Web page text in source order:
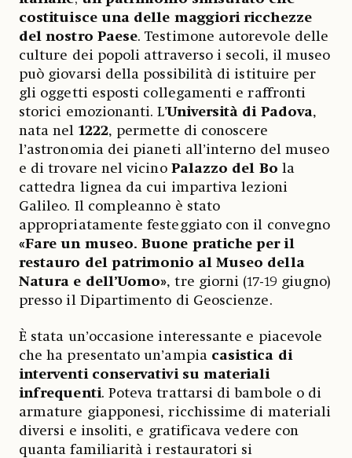
costituisce una delle maggiori ricchezze
del nostro Paese. Testimone autorevole delle
culture dei popoli attraverso i secoli, il museo
può giovarsi della possibilità di istituire per
gli oggetti esposti collegamenti e raffronti
storici emozionanti. L’Università di Padova,
nata nel1222, permette di conoscere
l’astronomia dei pianeti all’interno del museo
e di trovare nel vicino Palazzo del Bo la
cattedra lignea da cui impartiva lezioni
Galileo. Il compleanno è stato
appropriatamente festeggiato con il convegno
«Fare un museo. Buone pratiche per il
restauro del patrimonio al Museo della
Natura e dell’Uomo», tre giorni (17-19 giugno)
presso il Dipartimento di Geoscienze.
È stata un’occasione interessante e piacevole
che ha presentato un’ampia casistica di
interventi conservativi su materiali
infrequenti. Poteva trattarsi di bambole o di
armature giapponesi, ricchissime di materiali
diversi e insoliti, e gratificava vedere con
quanta familiarità i restauratori si